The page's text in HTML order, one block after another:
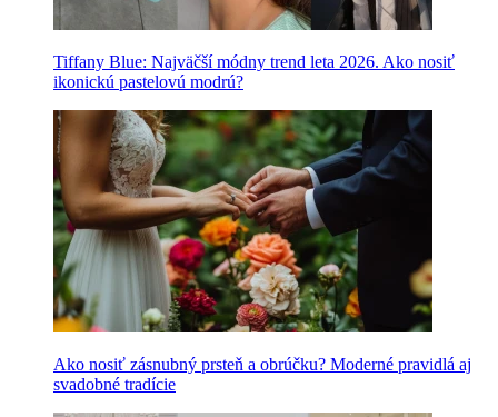
Tiffany Blue: Najväčší módny trend leta 2026. Ako nosiť
ikonickú pastelovú modrú?
Ako nosiť zásnubný prsteň a obrúčku? Moderné pravidlá aj
svadobné tradície